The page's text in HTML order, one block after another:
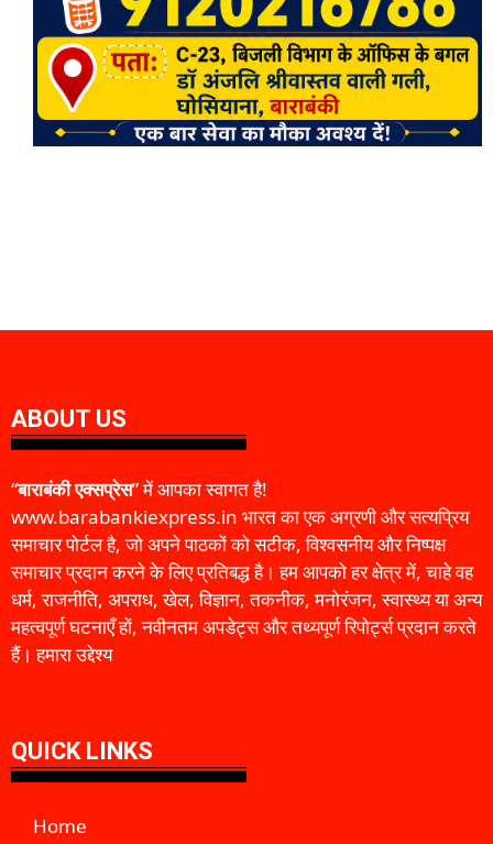
ABOUT US
“बाराबंकी एक्सप्रेस” में आपका स्वागत है!
www.barabankiexpress.in भारत का एक अग्रणी और सत्यप्रिय
समाचार पोर्टल है, जो अपने पाठकों को सटीक, विश्वसनीय और निष्पक्ष
समाचार प्रदान करने के लिए प्रतिबद्ध है। हम आपको हर क्षेत्र में, चाहे वह
धर्म, राजनीति, अपराध, खेल, विज्ञान, तकनीक, मनोरंजन, स्वास्थ्य या अन्य
महत्वपूर्ण घटनाएँ हों, नवीनतम अपडेट्स और तथ्यपूर्ण रिपोर्ट्स प्रदान करते
हैं। हमारा उद्देश्य
QUICK LINKS
Home